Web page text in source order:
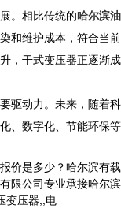
。相比传统的哈尔滨油
和维护成本，符合当前
，干式变压器正逐渐成
驱动力。未来，随着科
、数字化、节能环保等
价是多少？哈尔滨有载
限公司专业承接哈尔滨
变压器,,电